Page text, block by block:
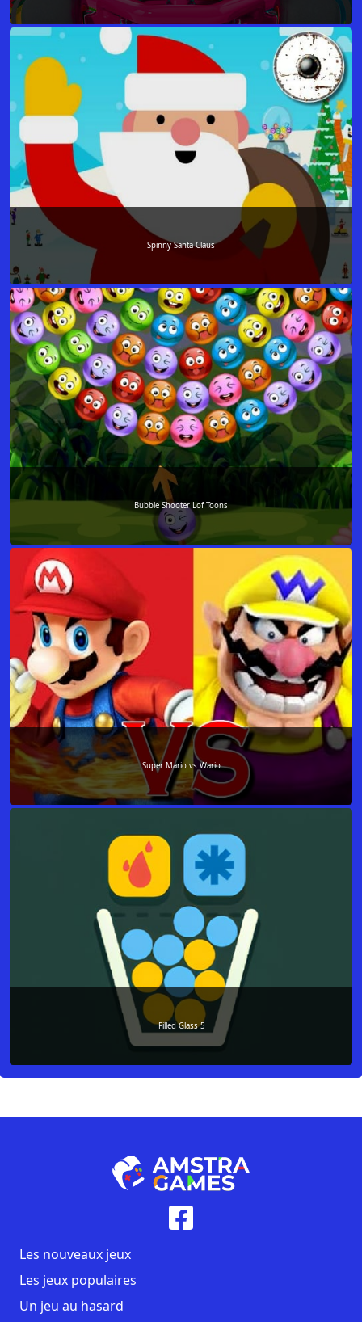
Spinny Santa Claus
Bubble Shooter Lof Toons
Super Mario vs Wario
Filled Glass 5
Les nouveaux jeux
Les jeux populaires
Un jeu au hasard